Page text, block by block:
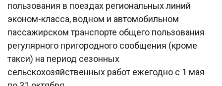
пользования в поездах региональных линий
эконом-класса, водном и автомобильном
пассажирском транспорте общего пользования
регулярного пригородного сообщения (кроме
такси) на период сезонных
сельскохозяйственных работ ежегодно с 1 мая